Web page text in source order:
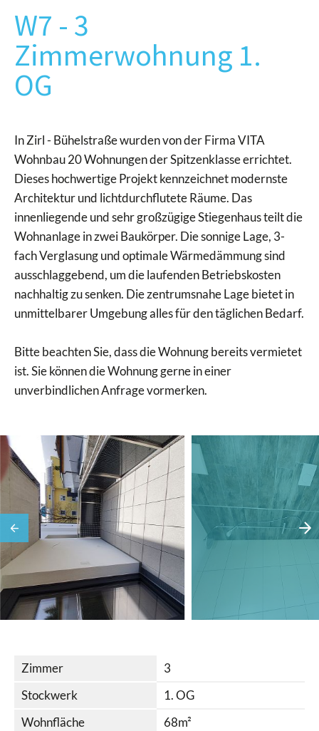
W7 - 3
Zimmerwohnung 1.
OG
In Zirl - Bühelstraße wurden von der Firma VITA
Wohnbau 20 Wohnungen der Spitzenklasse errichtet.
Dieses hochwertige Projekt kennzeichnet modernste
Architektur und lichtdurchflutete Räume. Das
innenliegende und sehr großzügige Stiegenhaus teilt die
Wohnanlage in zwei Baukörper. Die sonnige Lage, 3-
fach Verglasung und optimale Wärmedämmung sind
ausschlaggebend, um die laufenden Betriebskosten
nachhaltig zu senken. Die zentrumsnahe Lage bietet in
unmittelbarer Umgebung alles für den täglichen Bedarf.
Bitte beachten Sie, dass die Wohnung bereits vermietet
ist. Sie können die Wohnung gerne in einer
unverbindlichen Anfrage vormerken.
Zimmer
3
Stockwerk
1. OG
Wohnfläche
68m²